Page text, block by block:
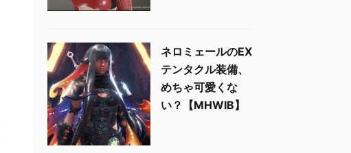
ネロミェールのEX
テンタクル装備、
めちゃ可愛くな
い？【MHWIB】